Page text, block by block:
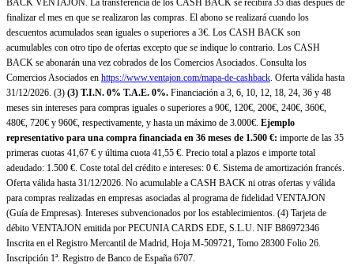
BACK VENTAJON. La transferencia de los CASH BACK se recibirá 35 días después de
finalizar el mes en que se realizaron las compras. El abono se realizará cuando los
descuentos acumulados sean iguales o superiores a 3€. Los CASH BACK son
acumulables con otro tipo de ofertas excepto que se indique lo contrario. Los CASH
BACK se abonarán una vez cobrados de los Comercios Asociados. Consulta los
Comercios Asociados en https://www.ventajon.com/mapa-de-cashback. Oferta válida hasta
31/12/2026. (3) (3) T.I.N. 0% T.A.E. 0%. Financiación a 3, 6, 10, 12, 18, 24, 36 y 48
meses sin intereses para compras iguales o superiores a 90€, 120€, 200€, 240€, 360€,
480€, 720€ y 960€, respectivamente, y hasta un máximo de 3.000€. Ejemplo
representativo para una compra financiada en 36 meses de 1.500 €: importe de las 35
primeras cuotas 41,67 € y última cuota 41,55 €. Precio total a plazos e importe total
adeudado: 1.500 €. Coste total del crédito e intereses: 0 €. Sistema de amortización francés.
Oferta válida hasta 31/12/2026. No acumulable a CASH BACK ni otras ofertas y válida
para compras realizadas en empresas asociadas al programa de fidelidad VENTAJON
(Guía de Empresas). Intereses subvencionados por los establecimientos. (4) Tarjeta de
débito VENTAJON emitida por PECUNIA CARDS EDE, S.L.U. NIF B86972346
Inscrita en el Registro Mercantil de Madrid, Hoja M-509721, Tomo 28300 Folio 26.
Inscripción 1ª. Registro de Banco de España 6707.